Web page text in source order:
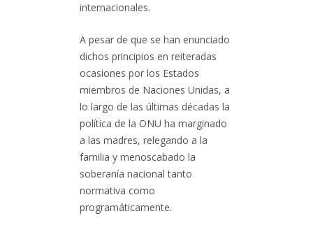
internacionales.
A pesar de que se han enunciado
dichos principios en reiteradas
ocasiones por los Estados
miembros de Naciones Unidas, a
lo largo de las últimas décadas la
política de la ONU ha marginado
a las madres, relegando a la
familia y menoscabado la
soberanía nacional tanto
normativa como
programáticamente.